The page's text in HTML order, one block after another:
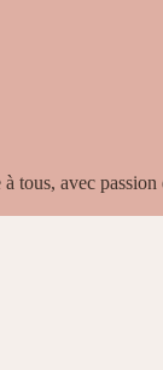
tous, avec passion